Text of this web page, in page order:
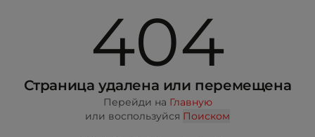
404
Страница удалена или перемещена
Перейди на Главную
или воспользуйся Поиском